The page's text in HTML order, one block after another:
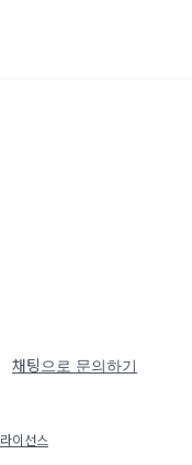
채팅으로 문의하기
라이선스